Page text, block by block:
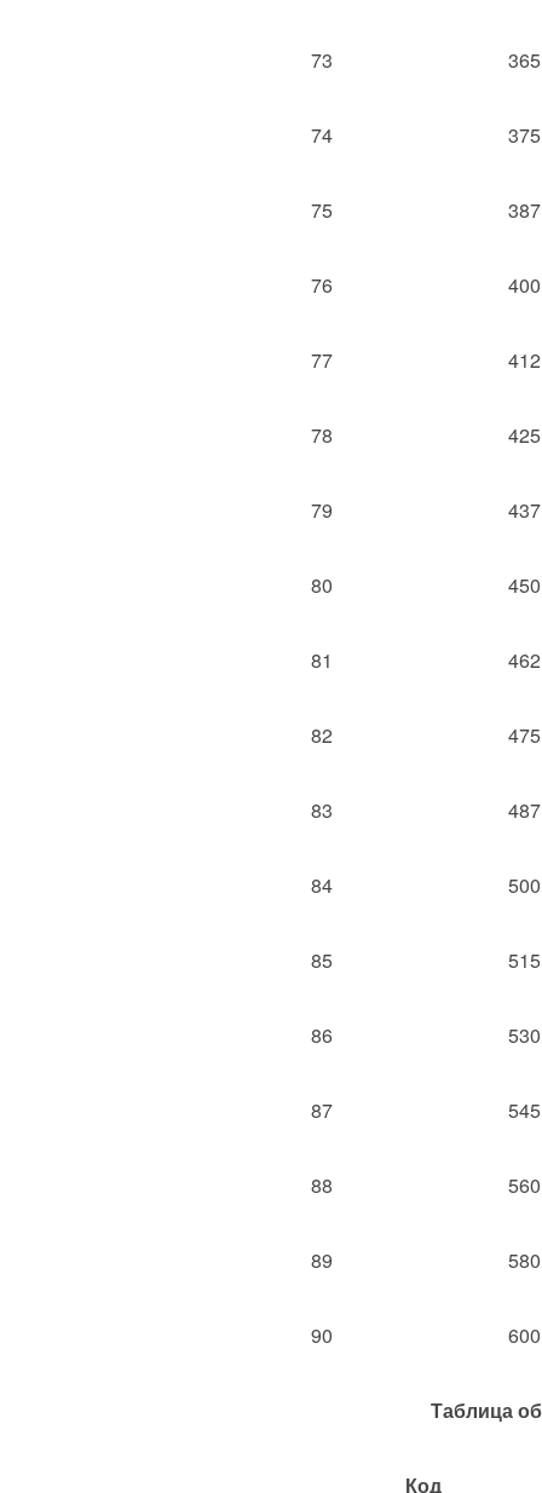
73 365
74 375
75 387
76 400
77 412
78 425
79 437
80 450
81 462
82 475
83 487
84 500
85 515
86 530
87 545
88 560
89 580
90 600
Таблица
Код